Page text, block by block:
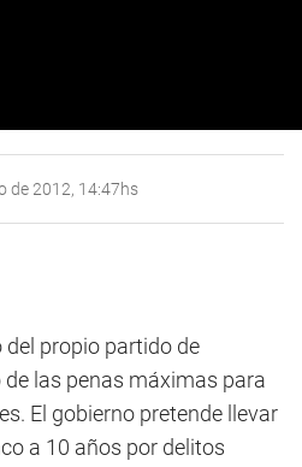
de 2012, 14:47hs
propio partido de
las penas máximas para
El gobierno pretende llevar
a 10 años por delitos